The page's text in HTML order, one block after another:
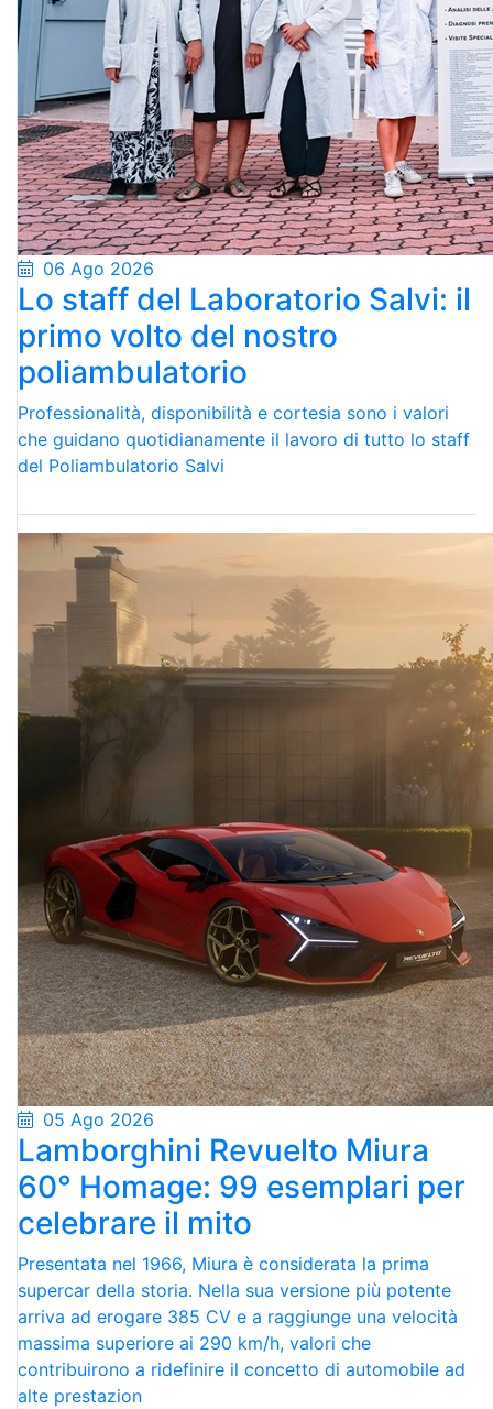
06 Ago 2026
Lo staff del Laboratorio Salvi: il
primo volto del nostro
poliambulatorio
Professionalità, disponibilità e cortesia sono i valori
che guidano quotidianamente il lavoro di tutto lo staff
del Poliambulatorio Salvi
05 Ago 2026
Lamborghini Revuelto Miura
60° Homage: 99 esemplari per
celebrare il mito
Presentata nel 1966, Miura è considerata la prima
supercar della storia. Nella sua versione più potente
arriva ad erogare 385 CV e a raggiunge una velocità
massima superiore ai 290 km/h, valori che
contribuirono a ridefinire il concetto di automobile ad
alte prestazion